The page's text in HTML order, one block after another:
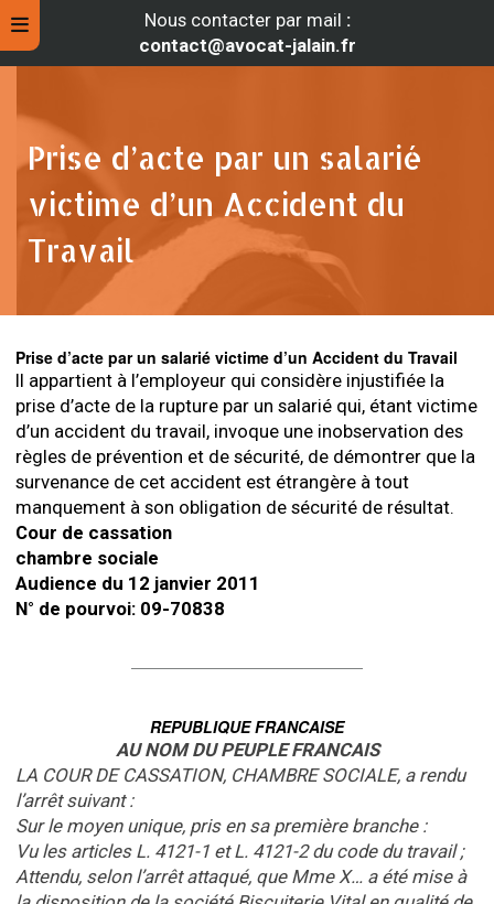
Nous contacter par mail :
contact@avocat-jalain.fr
Prise d’acte par un salarié
victime d’un Accident du
Travail
Prise d’acte par un salarié victime d’un Accident du Travail
Il appartient à l’employeur qui considère injustifiée la
prise d’acte de la rupture par un salarié qui, étant victime
d’un accident du travail, invoque une inobservation des
règles de prévention et de sécurité, de démontrer que la
survenance de cet accident est étrangère à tout
manquement à son obligation de sécurité de résultat.
Cour de cassation
chambre sociale
Audience du 12 janvier 2011
N° de pourvoi: 09-70838
REPUBLIQUE FRANCAISE
AU NOM DU PEUPLE FRANCAIS
LA COUR DE CASSATION, CHAMBRE SOCIALE, a rendu
l’arrêt suivant :
Sur le moyen unique, pris en sa première branche :
Vu les articles L. 4121-1 et L. 4121-2 du code du travail ;
Attendu, selon l’arrêt attaqué, que Mme X… a été mise à